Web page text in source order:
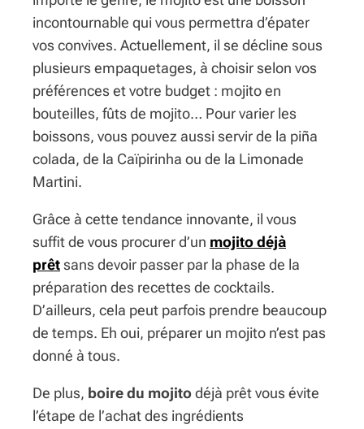
incontournable qui vous permettra d’épater
vos convives. Actuellement, il se décline sous
plusieurs empaquetages, à choisir selon vos
préférences et votre budget : mojito en
bouteilles, fûts de mojito… Pour varier les
boissons, vous pouvez aussi servir de la piña
colada, de la Caïpirinha ou de la Limonade
Martini.
Grâce à cette tendance innovante, il vous
suffit de vous procurer d’un mojito déjà
prêtsans devoir passer par la phase de la
préparation des recettes de cocktails.
D’ailleurs, cela peut parfois prendre beaucoup
de temps. Eh oui, préparer un mojito n’est pas
donné à tous.
De plus, boire du mojitodéjà prêt vous évite
l’étape de l’achat des ingrédients